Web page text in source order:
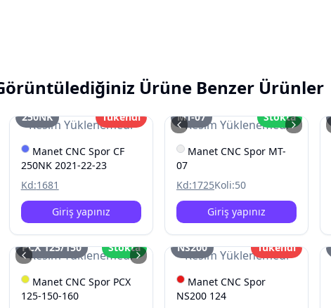
Ürüne Benzer Ürünler
Resim Yüklenemedi
250NK Tükendi
Manet CNC Spor CF
250NK 2021-22-23
Kd:1681
Giriş yapınız
Resim Yüklenemedi
MT-07 Stokta
Manet CNC Spor MT-
07
Kd:1725Koli:50
Giriş yapınız
Resim Yüklenemedi
PCX 125/150 Stokta
Manet CNC Spor PCX
125-150-160
Resim Yüklenemedi
NS200 Tükendi
Manet CNC Spor
NS200 124